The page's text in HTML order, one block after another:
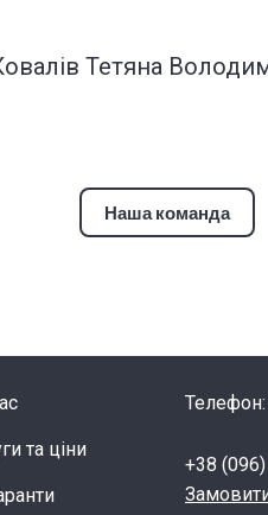
Тетяна
Наша команда
та ціни
Телефон:
+38